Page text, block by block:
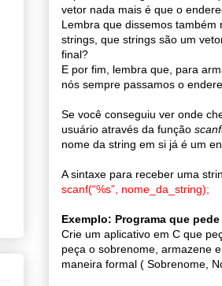
vetor nada mais é que o
Lembra que dissemos
strings, que strings são um
final?
E por fim, lembra que, para
nós sempre passamos o
Se você conseguiu ver onde
usuário através da função
nome da string em si já é um
A sintaxe para receber uma
scanf(“%s”, nome_da_string);
Exemplo: Programa que
Crie um aplicativo em C que
peça o sobrenome, armazene
maneira formal ( Sobrenome,